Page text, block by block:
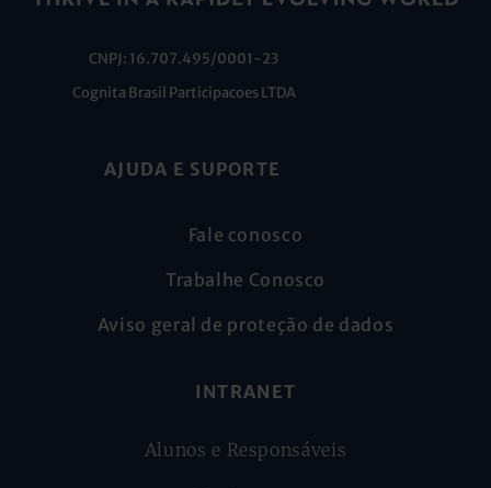
CNPJ: 16.707.495/0001-23
Cognita Brasil Participacoes LTDA
AJUDA E SUPORTE
Fale conosco
Trabalhe Conosco
Aviso geral de proteção de dados
INTRANET
Alunos e Responsáveis